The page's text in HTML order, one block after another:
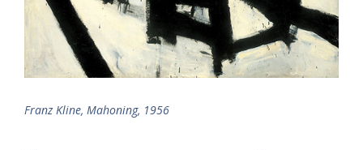
Franz Kline, Mahoning, 1956